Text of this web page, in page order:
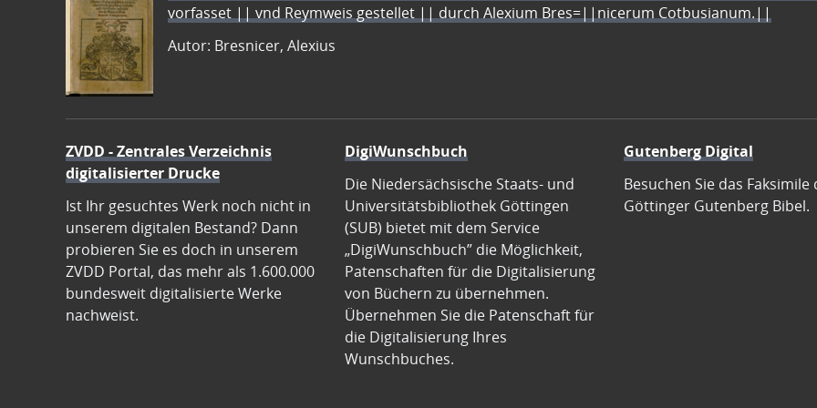
vorfasset || vnd Reymweis gestellet || durch Alexium Bres=||nicerum Cotbusianum.||
Autor: Bresnicer, Alexius
ZVDD - Zentrales Verzeichnis
digitalisierter Drucke
Ist Ihr gesuchtes Werk noch nicht in
unserem digitalen Bestand? Dann
probieren Sie es doch in unserem
ZVDD Portal, das mehr als 1.600.000
bundesweit digitalisierte Werke
nachweist.
DigiWunschbuch
Die Niedersächsische Staats- und
Universitätsbibliothek Göttingen
(SUB) bietet mit dem Service
„DigiWunschbuch” die Möglichkeit,
Patenschaften für die Digitalisierung
von Büchern zu übernehmen.
Übernehmen Sie die Patenschaft für
die Digitalisierung Ihres
Wunschbuches.
Gutenberg Digital
Besuchen Sie das Faksimile
Göttinger Gutenberg Bibel.